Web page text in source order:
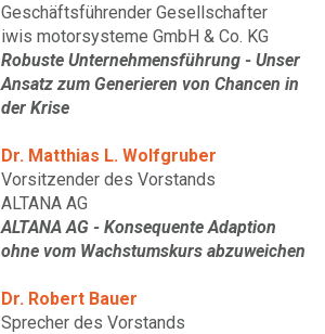
Geschäftsführender Gesellschafter
iwis motorsysteme GmbH & Co. KG
Robuste Unternehmensführung - Unser
Ansatz zum Generieren von Chancen in
der Krise
Dr. Matthias L. Wolfgruber
Vorsitzender des Vorstands
ALTANA AG
ALTANA AG - Konsequente Adaption
ohne vom Wachstumskurs abzuweichen
Dr. Robert Bauer
Sprecher des Vorstands